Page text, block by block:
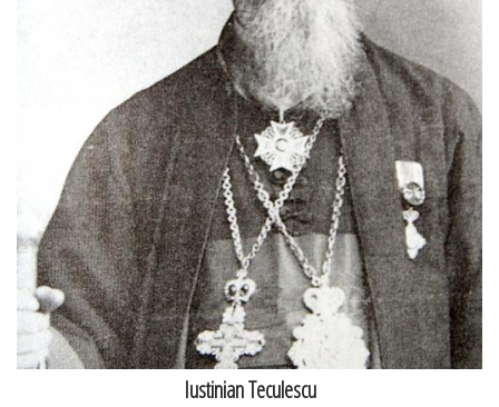
Iustinian Teculescu